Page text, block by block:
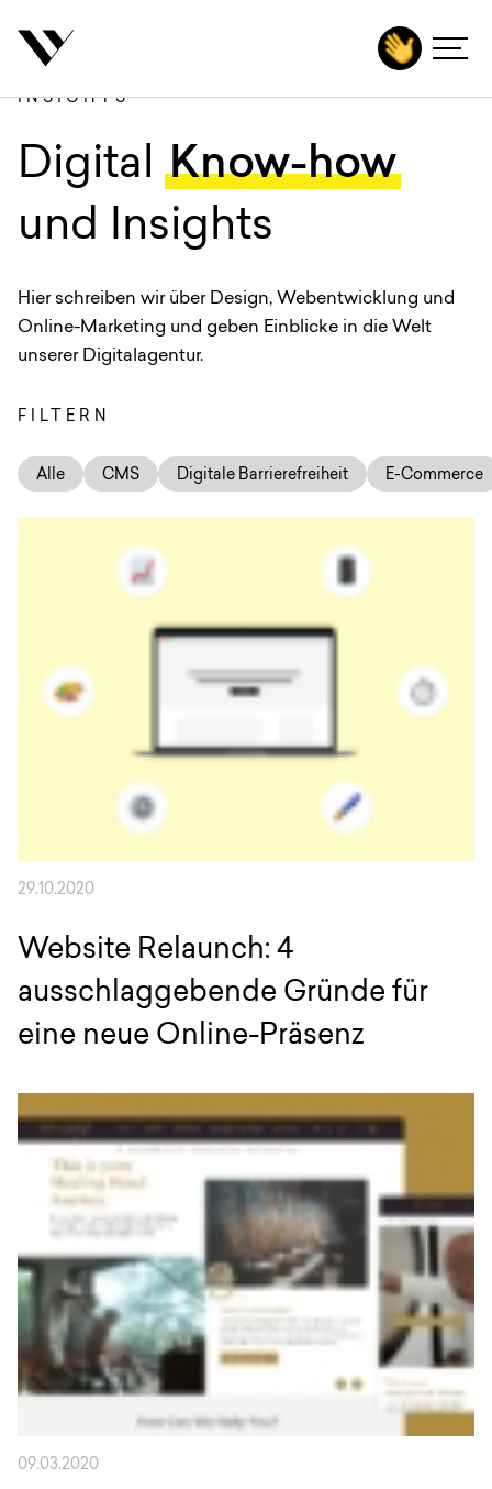
Leistungen
Technologien
Branchen
Projekte
Karriere
Anfrage
INSIGHTS
:
Digital Know-how
und Insights
Hier schreiben wir über Design, Webentwicklung und
Online-Marketing und geben Einblicke in die Welt
unserer Digitalagentur.
FILTERN
Alle CMS Digitale Barrierefreiheit E-Commerce
29.10.2020
Website Relaunch: 4
ausschlaggebende Gründe für
eine neue Online-Präsenz
09.03.2020